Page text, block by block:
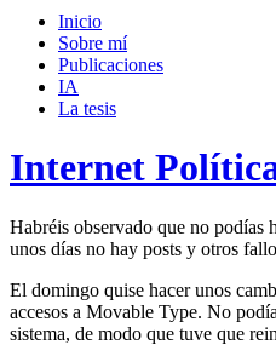
campo
búsqueda
Inicio
Sobre mí­
Publicaciones
IA
La tesis
Internet
Habréis observado que no podías
unos días no hay posts y otros
El domingo quise hacer unos
accesos a Movable Type. No
sistema, de modo que tuve que